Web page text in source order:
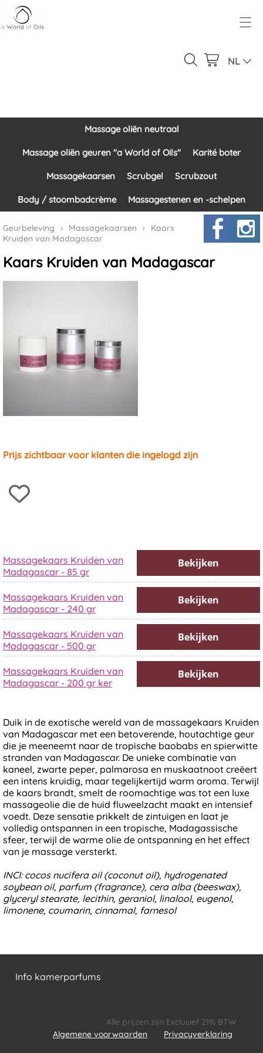
Over ons
Massage oliën geuren "a World of Oils"
Karité boter
Massagekaarsen
Scrubgel
Body / stoombadcrème
Massagestenen en -schelpen
NL
Massage oliën neutraal
Massage oliën geuren "a World of Oils" Karité boter
Massagekaarsen Scrubgel Scrubzout
Body / stoombadcrème Massagestenen en -schelpen
Geurbeleving › Massagekaarsen ›
Kaars
Kruiden van Madagascar
Kaars Kruiden van Madagascar
Prijs zichtbaar voor klanten die ingelogd zijn
Massagekaars Kruiden van
Madagascar - 85 gr
Bekijken
Massagekaars Kruiden van
Madagascar - 240 gr
Bekijken
Massagekaars Kruiden van
Madagascar - 500 gr
Bekijken
Massagekaars Kruiden van
Madagascar - 200 gr ker
Bekijken
Duik in de exotische wereld van de massagekaars Kruiden
van Madagascar met een betoverende, houtachtige geur
die je meeneemt naar de tropische baobabs en spierwitte
stranden van Madagascar. De unieke combinatie van
kaneel, zwarte peper, palmarosa en muskaatnoot creëert
een intens kruidig, maar tegelijkertijd warm aroma. Terwijl
de kaars brandt, smelt de roomachtige was tot een luxe
massageolie die de huid fluweelzacht maakt en intensief
voedt. Deze sensatie prikkelt de zintuigen en laat je
volledig ontspannen in een tropische, Madagassische
sfeer, terwijl de warme olie de ontspanning en het effect
van je massage versterkt.
INCI: cocos nucifera oil (coconut oil), hydrogenated
soybean oil, parfum (fragrance), cera alba (beeswax),
glyceryl stearate, lecithin, geraniol, linalool, eugenol,
limonene, coumarin, cinnamal, farnesol
Info kamerparfums
Alle prijzen zijn Exclusief 21% BTW
Algemene voorwaarden
Privacyverklaring